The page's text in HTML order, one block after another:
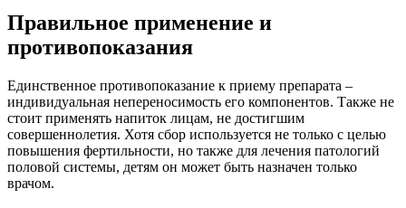
Правильное применение и
противопоказания
Единственное противопоказание к приему препарата –
индивидуальная непереносимость его компонентов. Также не
стоит применять напиток лицам, не достигшим
совершеннолетия. Хотя сбор используется не только с целью
повышения фертильности, но также для лечения патологий
половой системы, детям он может быть назначен только
врачом.